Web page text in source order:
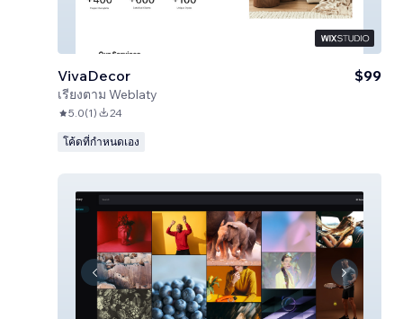
VivaDecor
เรียงตาม Weblaty
$99
5.0(1) 24
โค้ดที่กำหนดเอง